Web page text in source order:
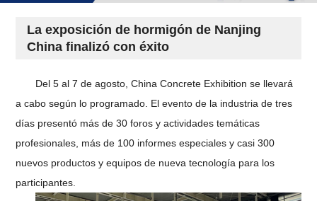
La exposición de hormigón de Nanjing
China finalizó con éxito
Del 5 al 7 de agosto, China Concrete Exhibition se llevará
a cabo según lo programado. El evento de la industria de tres
días presentó más de 30 foros y actividades temáticas
profesionales, más de 100 informes especiales y casi 300
nuevos productos y equipos de nueva tecnología para los
participantes.